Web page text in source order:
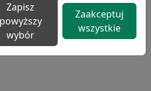
Zapisz
powyższy
wybór
Zaakceptuj
wszystkie